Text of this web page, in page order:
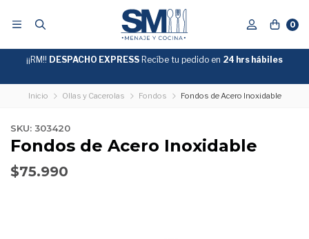
0
GRATIS
SOBRE
¡¡RM!! DESPACHO EXPRESS Recíbe tu pedido en 24 hrs hábiles
Inicio Ollas y Cacerolas Fondos Fondos de Acero Inoxidable
SKU: 303420
Fondos de Acero Inoxidable
$75.990